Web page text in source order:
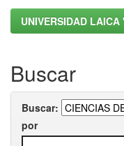
UNIVERSIDAD
Buscar
Buscar:
por